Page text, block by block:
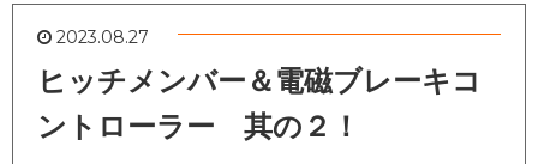
2023.08.27
ヒッチメンバー＆電磁ブレーキコ
ントローラー 其の２！